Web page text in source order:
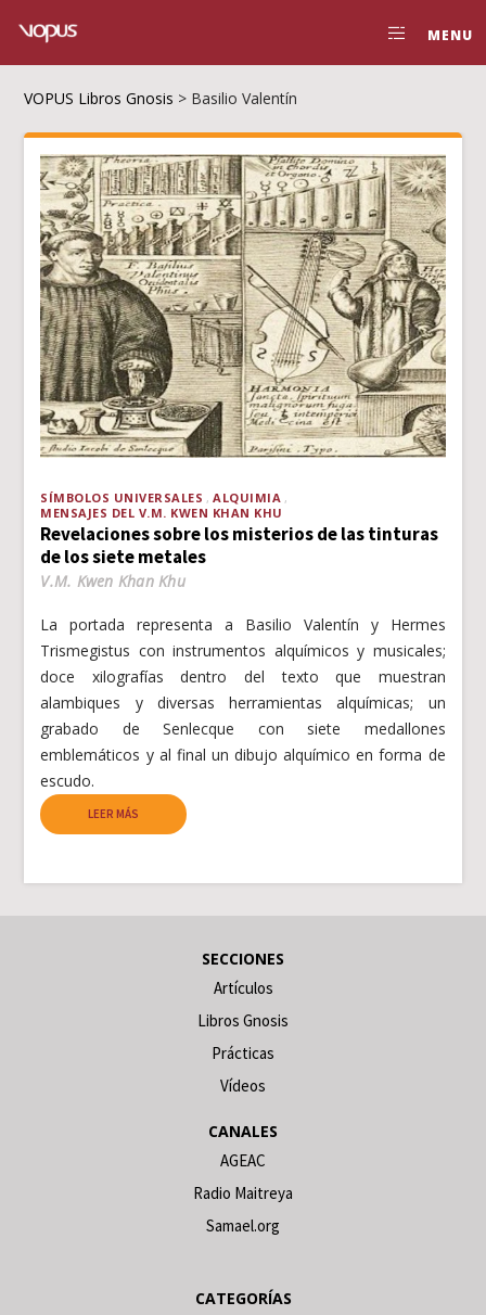
MENU
VOPUS Libros Gnosis > Basilio Valentín
SÍMBOLOS UNIVERSALES
ALQUIMIA
MENSAJES DEL V.M. KWEN KHAN KHU
Revelaciones sobre los misterios de las tinturas
de los siete metales
V.M. Kwen Khan Khu
La portada representa a Basilio Valentín y Hermes
Trismegistus con instrumentos alquímicos y musicales;
doce xilografías dentro del texto que muestran
alambiques y diversas herramientas alquímicas; un
grabado de Senlecque con siete medallones
emblemáticos y al final un dibujo alquímico en forma de
escudo.
LEER MÁS
SECCIONES
Artículos
Libros Gnosis
Prácticas
Vídeos
CANALES
AGEAC
Radio Maitreya
Samael.org
CATEGORÍAS